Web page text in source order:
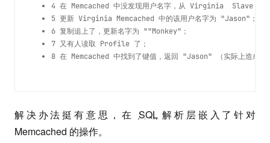
4 在 Memcached 中没发现用户名字，从 Virginia  Slave 数据
5 更新 Virginia Memcached 中的该用户名字为 "Jason"；
6 复制追上了，更新名字为 ""Monkey"；
7 又有人读取 Profile 了；
8 在 Memcached 中找到了键值，返回 "Jason" （实际上造成业
解决办法挺有意思，在 SQL解析层嵌入了针对
Memcached 的操作。